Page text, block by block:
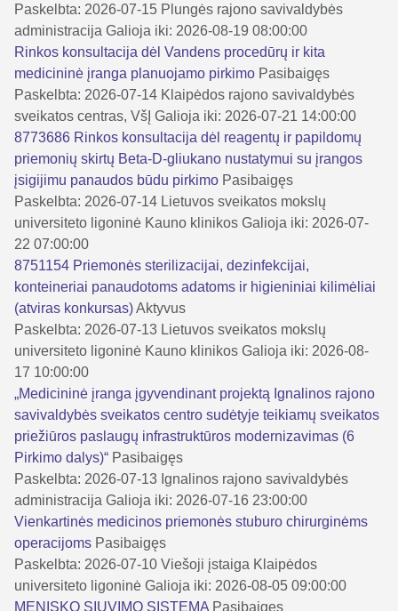
Paskelbta: 2026-07-15 Plungės rajono savivaldybės
administracija Galioja iki: 2026-08-19 08:00:00
Rinkos konsultacija dėl Vandens procedūrų ir kita
medicininė įranga planuojamo pirkimo Pasibaigęs
Paskelbta: 2026-07-14 Klaipėdos rajono savivaldybės
sveikatos centras, VšĮ Galioja iki: 2026-07-21 14:00:00
8773686 Rinkos konsultacija dėl reagentų ir papildomų
priemonių skirtų Beta-D-gliukano nustatymui su įrangos
įsigijimu panaudos būdu pirkimo Pasibaigęs
Paskelbta: 2026-07-14 Lietuvos sveikatos mokslų
universiteto ligoninė Kauno klinikos Galioja iki: 2026-07-
22 07:00:00
8751154 Priemonės sterilizacijai, dezinfekcijai,
konteineriai panaudotoms adatoms ir higieniniai kilimėliai
(atviras konkursas)Aktyvus
Paskelbta: 2026-07-13 Lietuvos sveikatos mokslų
universiteto ligoninė Kauno klinikos Galioja iki: 2026-08-
17 10:00:00
„Medicininė įranga įgyvendinant projektą Ignalinos rajono
savivaldybės sveikatos centro sudėtyje teikiamų sveikatos
priežiūros paslaugų infrastruktūros modernizavimas (6
Pirkimo dalys)“ Pasibaigęs
Paskelbta: 2026-07-13 Ignalinos rajono savivaldybės
administracija Galioja iki: 2026-07-16 23:00:00
Vienkartinės medicinos priemonės stuburo chirurginėms
operacijoms Pasibaigęs
Paskelbta: 2026-07-10 Viešoji įstaiga Klaipėdos
universiteto ligoninė Galioja iki: 2026-08-05 09:00:00
MENISKO SIUVIMO SISTEMA Pasibaigęs